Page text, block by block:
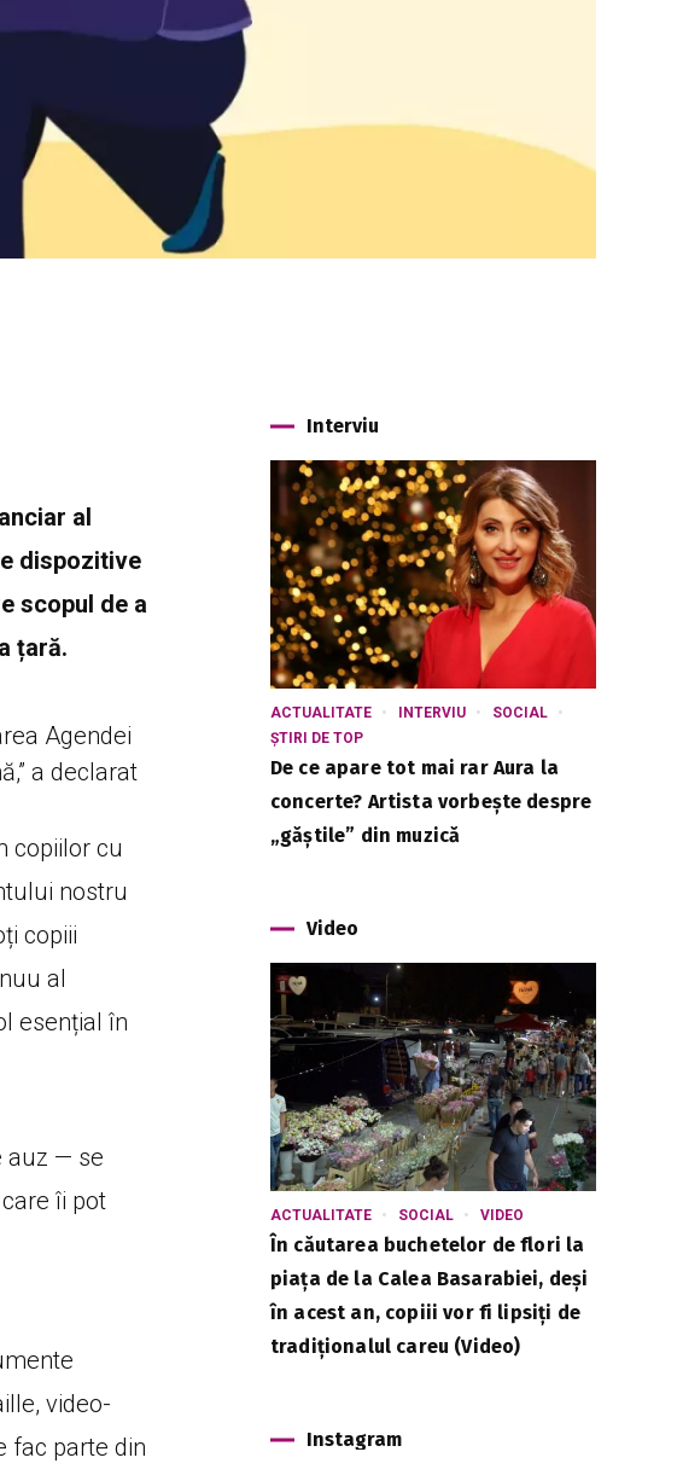
al
dispozitive
scopul de a
țară.
Agendei
a declarat
copiilor cu
nostru
copiii
al
esențial în
auz — se
îi pot
video-
fac parte din
Interviu
ACTUALITATE INTERVIU
SOCIAL
ȘTIRI DE TOP
De ce apare tot mai rar Aura la
concerte? Artista vorbește despre
„găștile” din muzică
Video
ACTUALITATE SOCIAL VIDEO
În căutarea buchetelor de flori la
piața de la Calea Basarabiei, deși
în acest an, copiii vor fi lipsiți de
tradiționalul careu (Video)
Instagram